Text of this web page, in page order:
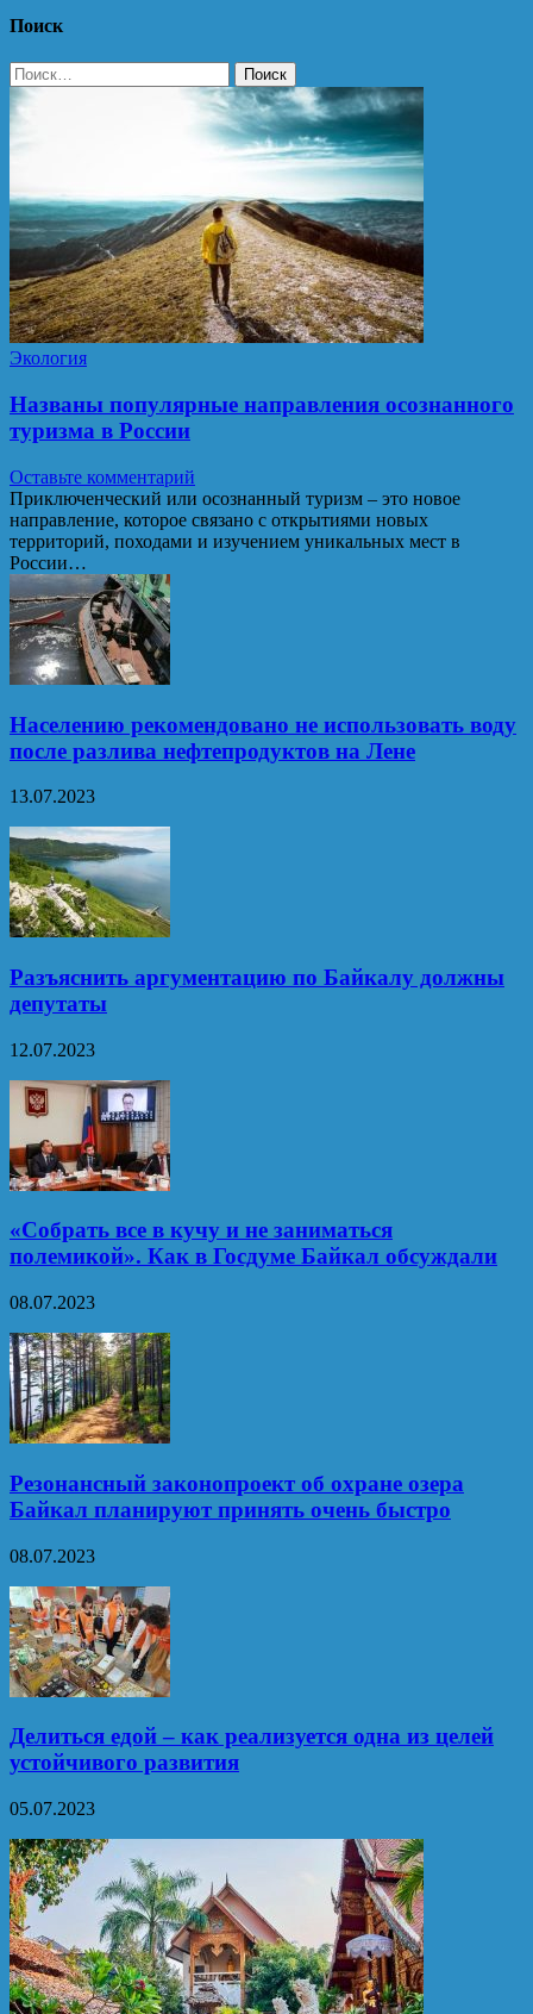
Поиск
Найти:
Экология
Названы популярные направления осознанного
туризма в России
Оставьте комментарий
Приключенческий или осознанный туризм – это новое
направление, которое связано с открытиями новых
территорий, походами и изучением уникальных мест в
России…
Населению рекомендовано не использовать воду
после разлива нефтепродуктов на Лене
13.07.2023
Разъяснить аргументацию по Байкалу должны
депутаты
12.07.2023
«Собрать все в кучу и не заниматься
полемикой». Как в Госдуме Байкал обсуждали
08.07.2023
Резонансный законопроект об охране озера
Байкал планируют принять очень быстро
08.07.2023
Делиться едой – как реализуется одна из целей
устойчивого развития
05.07.2023